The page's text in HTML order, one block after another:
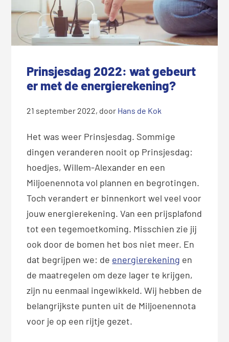
Prinsjesdag 2022: wat gebeurt
er met de energierekening?
21 september 2022, door Hans de Kok
Het was weer Prinsjesdag. Sommige
dingen veranderen nooit op Prinsjesdag:
hoedjes, Willem-Alexander en een
Miljoenennota vol plannen en begrotingen.
Toch verandert er binnenkort wel veel voor
jouw energierekening. Van een prijsplafond
tot een tegemoetkoming. Misschien zie jij
ook door de bomen het bos niet meer. En
dat begrijpen we: de energierekening en
de maatregelen om deze lager te krijgen,
zijn nu eenmaal ingewikkeld. Wij hebben de
belangrijkste punten uit de Miljoenennota
voor je op een rijtje gezet.